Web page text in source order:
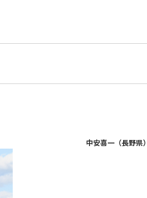
中安喜一（長野県